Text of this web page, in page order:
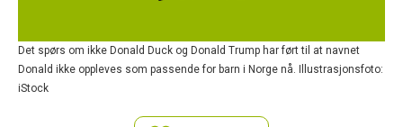
Det spørs om ikke Donald Duck og Donald Trump har ført til at navnet
Donald ikke oppleves som passende for barn i Norge nå. Illustrasjonsfoto:
iStock